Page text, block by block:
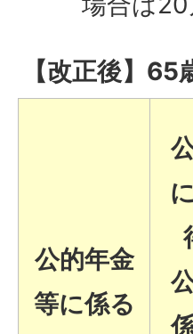
【改正後】65
公的年金
等に係る